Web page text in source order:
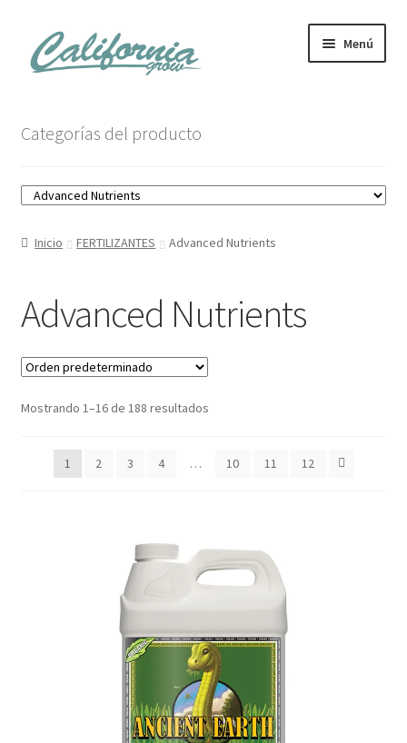
al
contenido
Menú
Carrito
Mi cuenta
Categorías del producto
Inicio FERTILIZANTES Advanced Nutrients
Advanced Nutrients
Mostrando 1–16 de 188 resultados
1 2 3 4 … 10 11 12